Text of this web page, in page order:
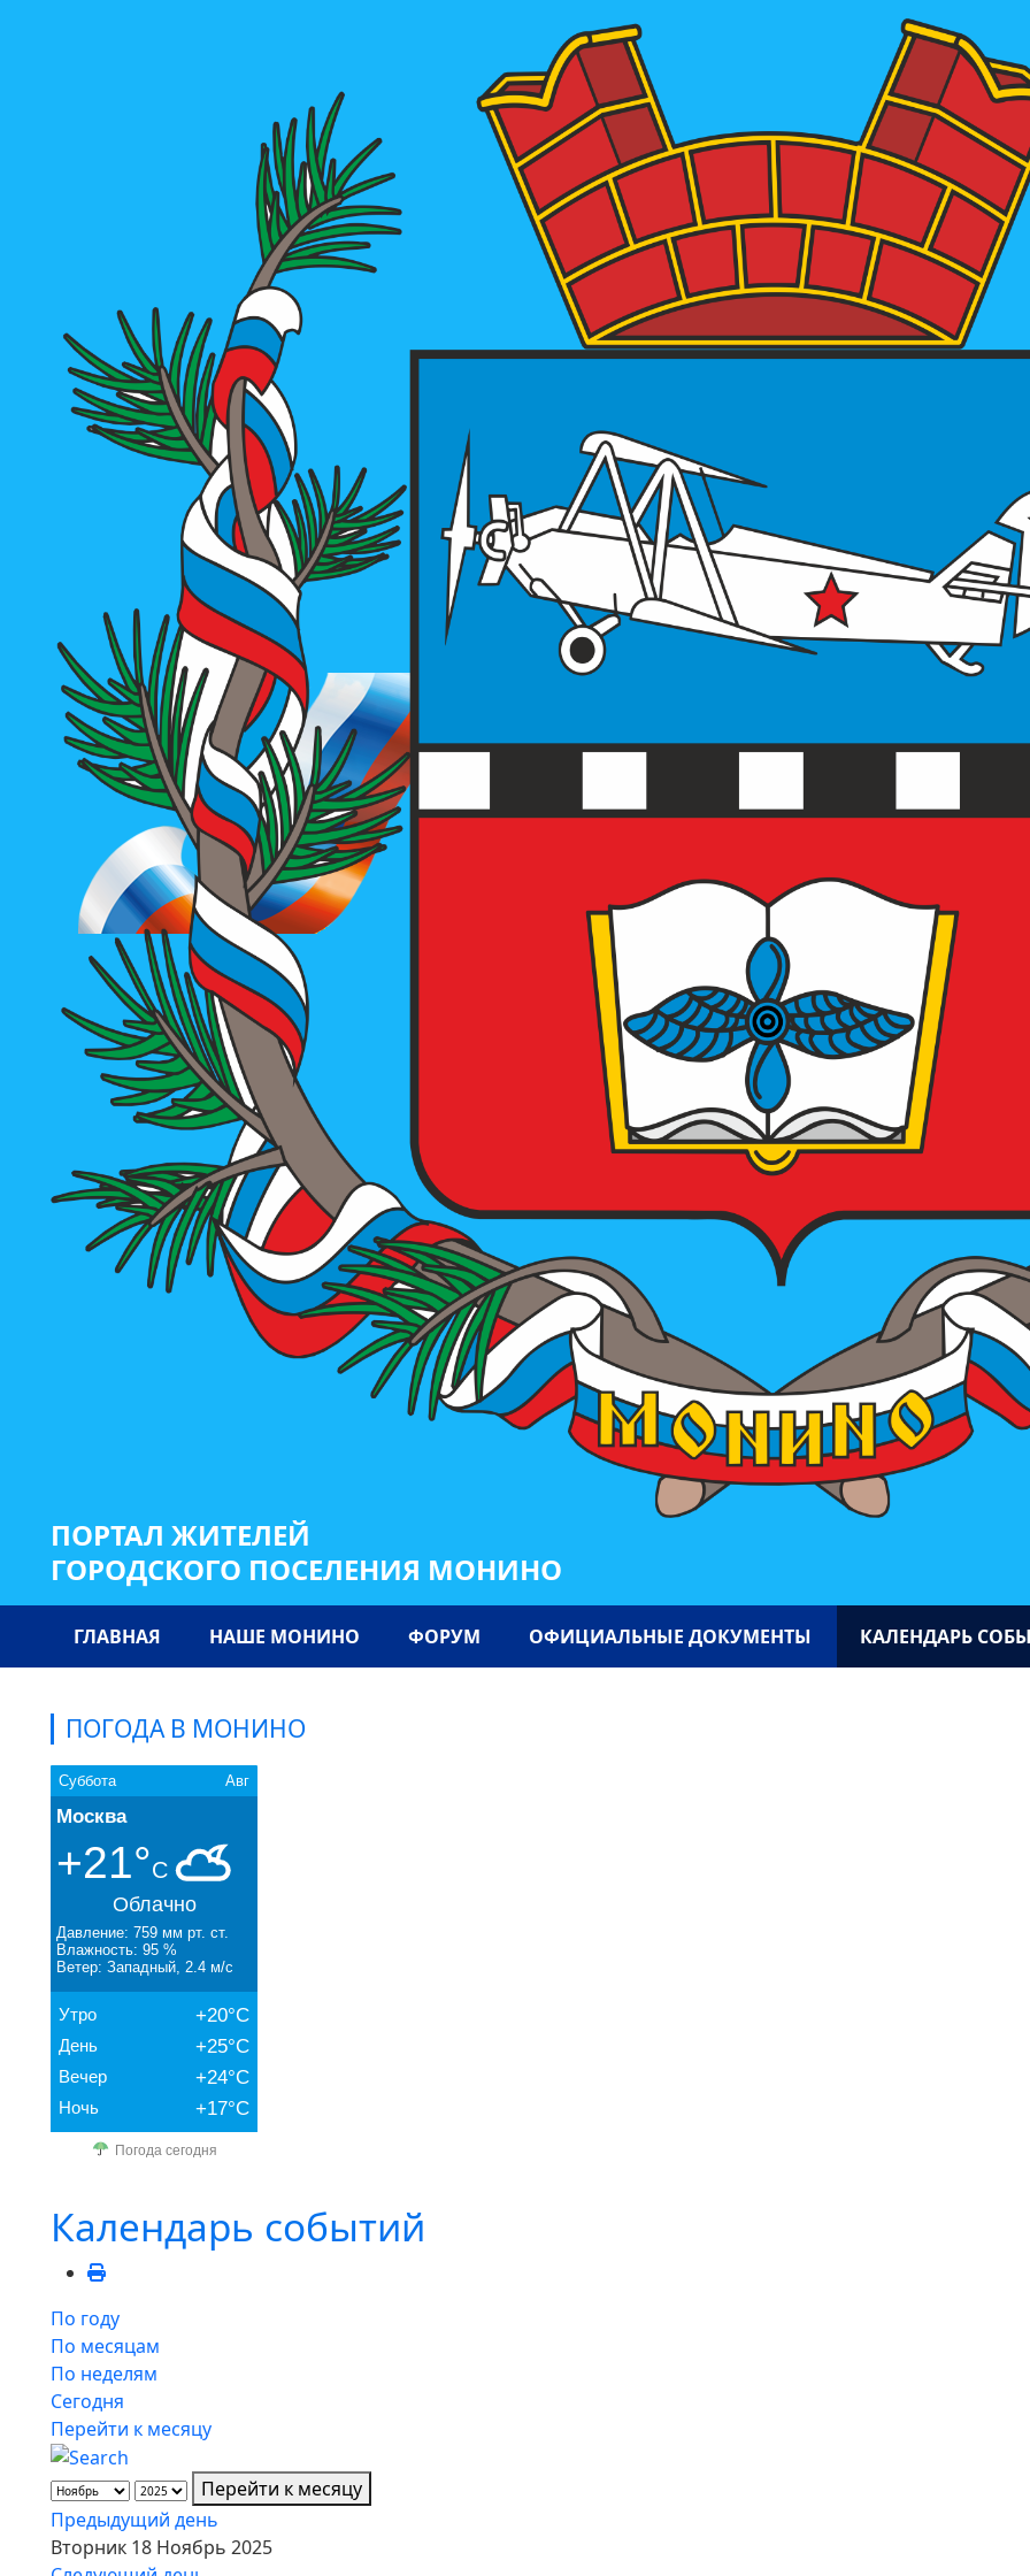
ПОРТАЛ ЖИТЕЛЕЙ
ГОРОДСКОГО ПОСЕЛЕНИЯ МОНИНО
ГЛАВНАЯ НАШЕ МОНИНО ФОРУМ ОФИЦИАЛЬНЫЕ ДОКУМЕНТЫ КАЛЕНДАРЬ
ПОГОДА В МОНИНО
Суббота Авг
Москва
+21°C
Облачно
Давление: 759 мм рт. ст.
Влажность: 95 %
Ветер: Западный, 2.4 м/с
Утро +20°C
День +25°C
Вечер +24°C
Ночь +17°C
Погода сегодня
Календарь событий
По году
По месяцам
По неделям
Сегодня
Перейти к месяцу
Перейти к месяцу
Предыдущий день
Вторник 18 Ноябрь 2025